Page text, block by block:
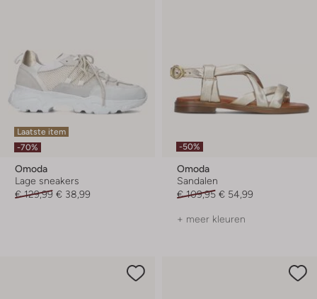
Laatste item
-70%
Omoda
Lage sneakers
€ 129,99 € 38,99
-50%
Omoda
Sandalen
€ 109,95 € 54,99
+ meer kleuren